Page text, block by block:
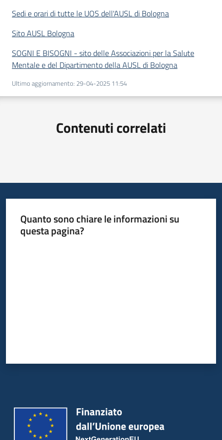
Sedi e orari di tutte le UOS dell'AUSL di Bologna
Sito AUSL Bologna
SOGNI E BISOGNI - sito delle Associazioni per la Salute
Mentale e del Dipartimento della AUSL di Bologna
Ultimo aggiornamento: 29-04-2025 11:54
Contenuti correlati
Quanto sono chiare le informazioni su
questa pagina?